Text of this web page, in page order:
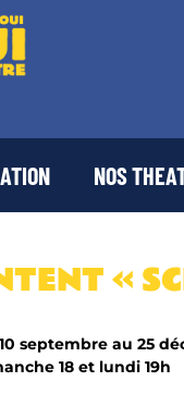
NOS
«
septembre au 25
18 et lundi 19h